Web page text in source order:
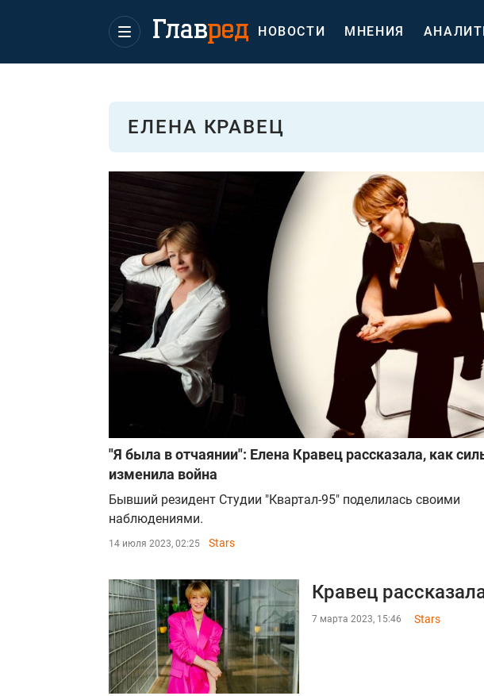
НОВОСТИ МНЕНИЯ
ЕЛЕНА КРАВЕЦ
"Я была в отчаянии": Елена Кравец рассказала, как
изменила война
Бывший резидент Студии "Квартал-95" поделилась своими
наблюдениями.
14 июля 2023, 02:25 Stars
Кравец
7 марта 2023, 15:46 Stars